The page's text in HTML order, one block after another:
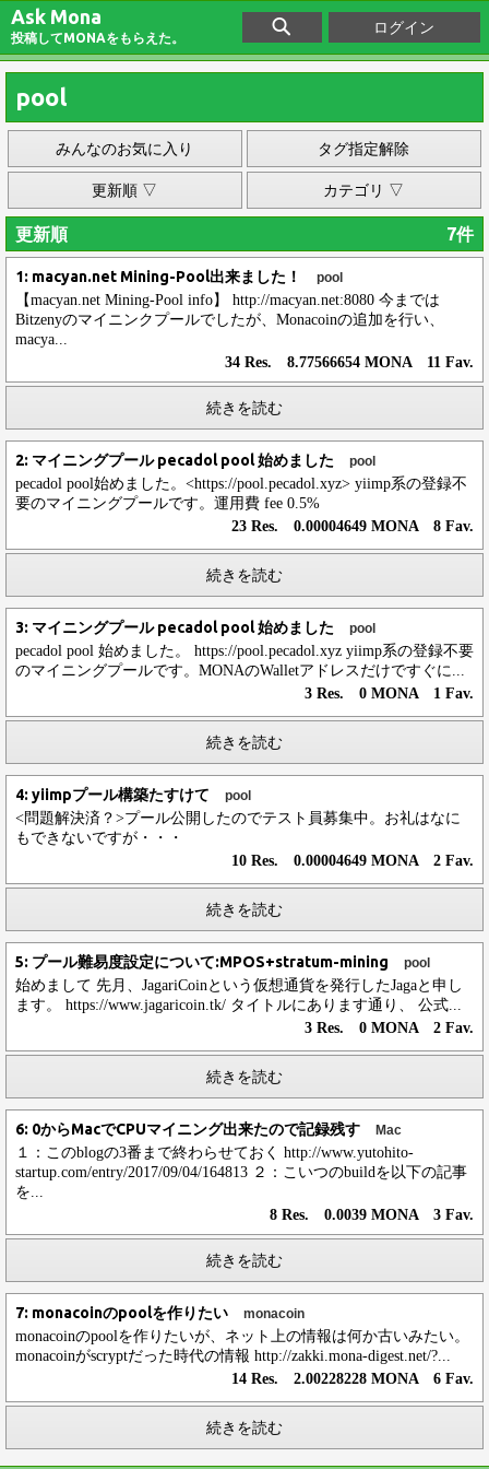
Ask Mona
投稿してMONAをもらえた。
ログイン
pool
みんなのお気に入り タグ指定解除
更新順 ▽ カテゴリ ▽
更新順 7件
1: macyan.net Mining-Pool出来ました！ pool
【macyan.net Mining-Pool info】 http://macyan.net:8080 今までは
Bitzenyのマイニンクプールでしたが、Monacoinの追加を行い、
macya...
34 Res. 8.77566654 MONA 11 Fav.
続きを読む
2: マイニングプール pecadol pool 始めました pool
pecadol pool始めました。<https://pool.pecadol.xyz> yiimp系の登録不
要のマイニングプールです。運用費 fee 0.5%
23 Res. 0.00004649 MONA 8 Fav.
続きを読む
3: マイニングプール pecadol pool 始めました pool
pecadol pool 始めました。 https://pool.pecadol.xyz yiimp系の登録不要
のマイニングプールです。MONAのWalletアドレスだけですぐに...
3 Res. 0 MONA 1 Fav.
続きを読む
4: yiimpプール構築たすけて pool
<問題解決済？>プール公開したのでテスト員募集中。お礼はなに
もできないですが・・・
10 Res. 0.00004649 MONA 2 Fav.
続きを読む
5: プール難易度設定について:MPOS+stratum-mining pool
始めまして 先月、JagariCoinという仮想通貨を発行したJagaと申し
ます。 https://www.jagaricoin.tk/ タイトルにあります通り、 公式...
3 Res. 0 MONA 2 Fav.
続きを読む
6: 0からMacでCPUマイニング出来たので記録残す Mac
１：このblogの3番まで終わらせておく http://www.yutohito-
startup.com/entry/2017/09/04/164813 ２：こいつのbuildを以下の記事
を...
8 Res. 0.0039 MONA 3 Fav.
続きを読む
7: monacoinのpoolを作りたい monacoin
monacoinのpoolを作りたいが、ネット上の情報は何か古いみたい。
monacoinがscryptだった時代の情報 http://zakki.mona-digest.net/?...
14 Res. 2.00228228 MONA 6 Fav.
続きを読む